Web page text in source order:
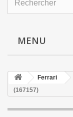
MENU
Ferrari
(167157)